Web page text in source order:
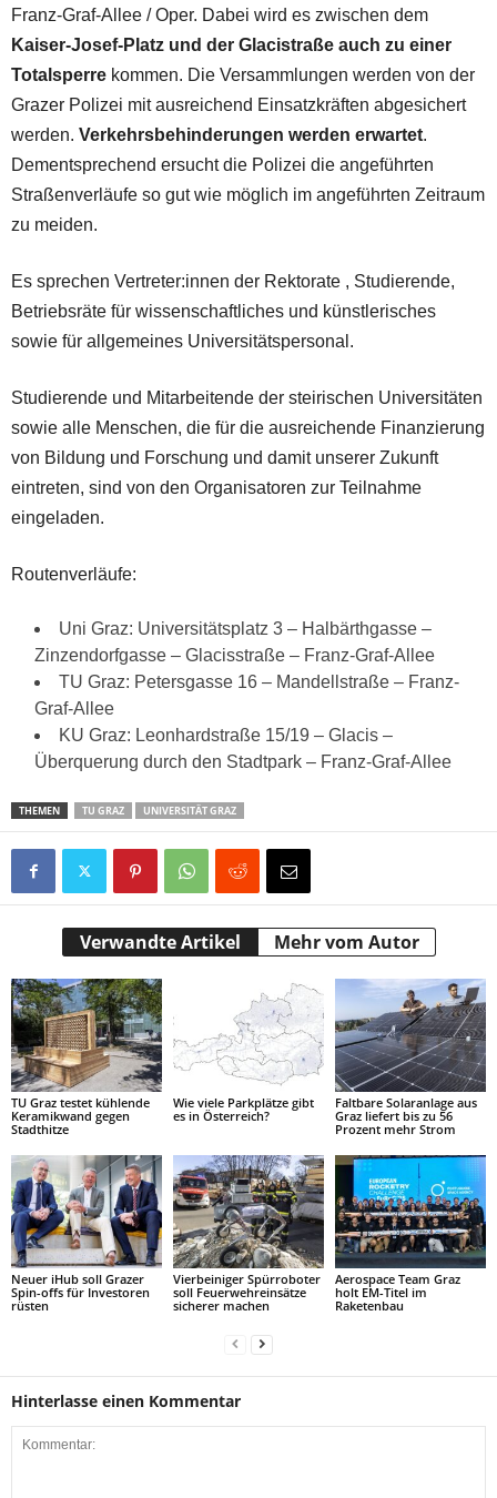
Franz-Graf-Allee / Oper. Dabei wird es zwischen dem
Kaiser-Josef-Platz und der Glacistraße auch zu einer
Totalsperre kommen. Die Versammlungen werden von der
Grazer Polizei mit ausreichend Einsatzkräften abgesichert
werden. Verkehrsbehinderungen werden erwartet.
Dementsprechend ersucht die Polizei die angeführten
Straßenverläufe so gut wie möglich im angeführten Zeitraum
zu meiden.
Es sprechen Vertreter:innen der Rektorate , Studierende,
Betriebsräte für wissenschaftliches und künstlerisches
sowie für allgemeines Universitätspersonal.
Studierende und Mitarbeitende der steirischen Universitäten
sowie alle Menschen, die für die ausreichende Finanzierung
von Bildung und Forschung und damit unserer Zukunft
eintreten, sind von den Organisatoren zur Teilnahme
eingeladen.
Routenverläufe:
Uni Graz: Universitätsplatz 3 – Halbärthgasse –
Zinzendorfgasse – Glacisstraße – Franz-Graf-Allee
TU Graz: Petersgasse 16 – Mandellstraße – Franz-
Graf-Allee
KU Graz: Leonhardstraße 15/19 – Glacis –
Überquerung durch den Stadtpark – Franz-Graf-Allee
THEMEN TU GRAZ UNIVERSITÄT GRAZ
Verwandte Artikel Mehr vom Autor
TU Graz testet kühlende
Keramikwand gegen
Stadthitze
Wie viele Parkplätze gibt
es in Österreich?
Faltbare Solaranlage aus
Graz liefert bis zu 56
Prozent mehr Strom
Neuer iHub soll Grazer
Spin-offs für Investoren
rüsten
Vierbeiniger Spürroboter
soll Feuerwehreinsätze
sicherer machen
Aerospace Team Graz
holt EM-Titel im
Raketenbau
Hinterlasse einen Kommentar